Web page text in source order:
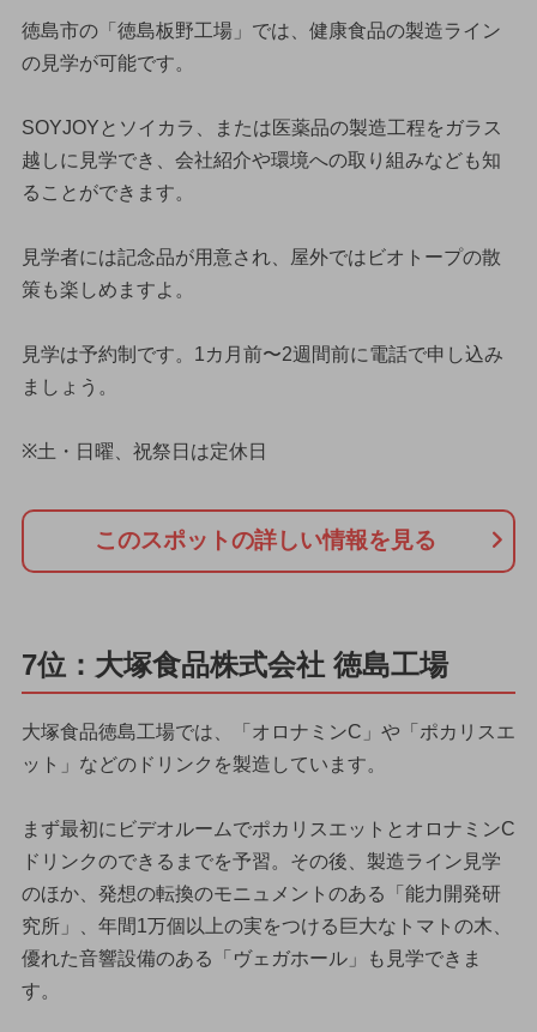
徳島市の「徳島板野工場」では、健康食品の製造ライン
の見学が可能です。
SOYJOYとソイカラ、または医薬品の製造工程をガラス
越しに見学でき、会社紹介や環境への取り組みなども知
ることができます。
見学者には記念品が用意され、屋外ではビオトープの散
策も楽しめますよ。
見学は予約制です。1カ月前〜2週間前に電話で申し込み
ましょう。
※土・日曜、祝祭日は定休日
このスポットの詳しい情報を見る
7位：大塚食品株式会社 徳島工場
大塚食品徳島工場では、「オロナミンC」や「ポカリスエ
ット」などのドリンクを製造しています。
まず最初にビデオルームでポカリスエットとオロナミンC
ドリンクのできるまでを予習。その後、製造ライン見学
のほか、発想の転換のモニュメントのある「能力開発研
究所」、年間1万個以上の実をつける巨大なトマトの木、
優れた音響設備のある「ヴェガホール」も見学できま
す。